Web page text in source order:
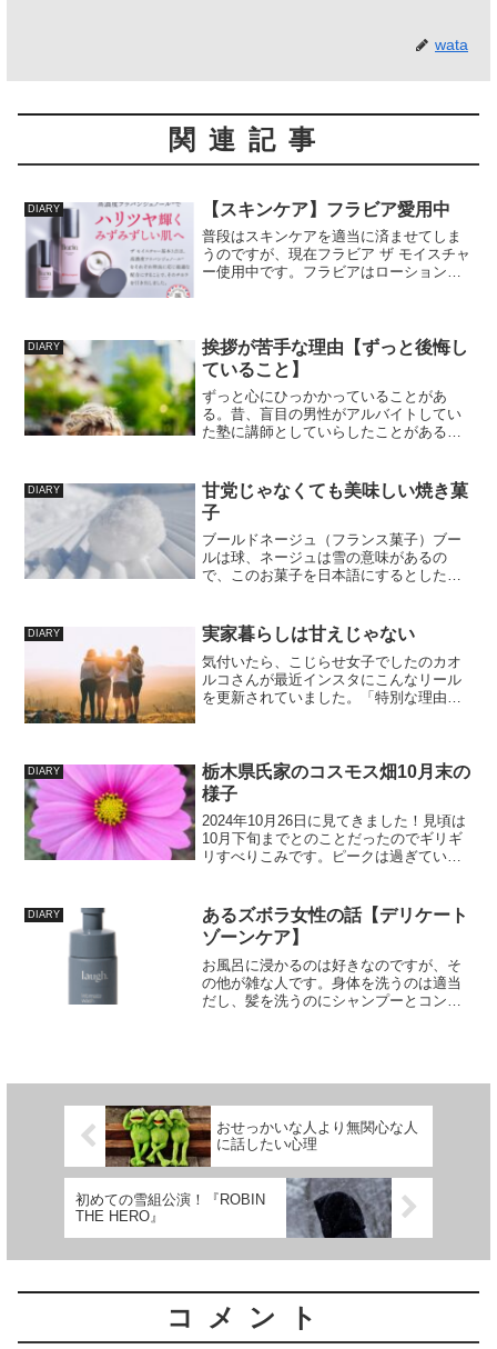
wata
関連記事
DIARY 【スキンケア】フラビア愛用中
普段はスキンケアを適当に済ませてしま
うのですが、現在フラビア ザ モイスチャ
ー使用中です。フラビアはローション・
イプなのでいきなり３...
DIARY
挨拶が苦手な理由【ずっと後悔し
ていること】
ずっと心にひっかかっていることがあ
る。昔、盲目の男性がアルバイトしてい
た塾に講師としていらしたことがある。
はいつも根底にわたし私事で相手の時間
をとりたくないという気持ち...
DIARY
甘党じゃなくても美味しい焼き菓
子
ブールドネージュ（フランス菓子）ブー
ルは球、ネージュは雪の意味があるの
で、このお菓子を日本語にするとしたら
ドボールがあります。甘いものが得意で
はないんですが、朝のコーヒ...
DIARY 実家暮らしは甘えじゃない
気付いたら、こじらせ女子でしたのカオ
ルコさんが最近インスタにこんなリール
を更新されていました。「特別な理由も
しはこのリールから受け取...
DIARY
栃木県氏家のコスモス畑10月末の
様子
2024年10月26日に見てきました！見頃は
10月下旬までとのことだったのでギリギ
リすべりこみです。ピークは過ぎている
この写真を送付してフランスやカナダに
コスモスがある...
DIARY
あるズボラ女性の話【デリケート
ゾーンケア】
お風呂に浸かるのは好きなのですが、そ
の他が雑な人です。身体を洗うのは適当
だし、髪を洗うのにシャンプーとコンデ
おせっかいな人より無関心な人
に話したい心理
初めての雪組公演！『ROBIN
THE HERO』
コメント